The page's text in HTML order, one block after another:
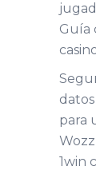
Guía
para
Wozz
1win